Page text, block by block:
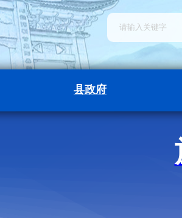
县政府